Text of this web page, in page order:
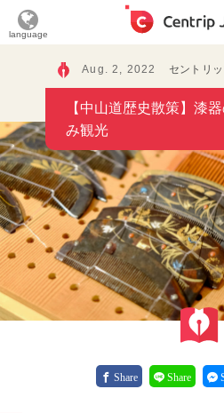
language
Aug. 2, 2022 セントリ
【中山道歴史散策】漆
み観光
Share Share